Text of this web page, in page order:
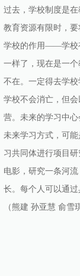
过去，学校制度是
教育资源有限时，
学校的作用——学校
一样了，现在是一
不在。一定得去学校
学校不会消亡，但
营。未来的学习中
未来学习方式，可
习共同体进行项目
电影，研究一条河
长。每个人可以通过
（熊建 孙亚慧 俞雪